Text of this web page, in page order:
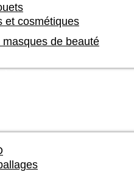
et cosmétiques
de beauté